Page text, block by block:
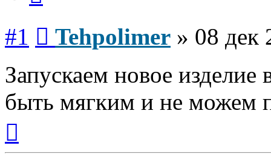
#1 Tehpolimer » 08 дек
Запускаем новое изделие
быть мягким и не можем
началу